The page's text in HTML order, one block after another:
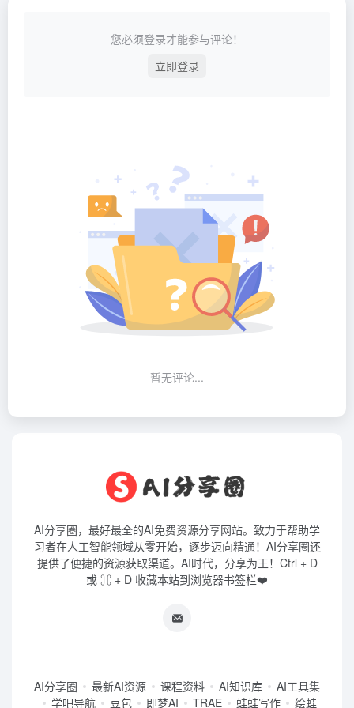
您必须登录才能参与评论！
立即登录
暂无评论...
AI分享圈，最好最全的AI免费资源分享网站。致力于帮助学
习者在人工智能领域从零开始，逐步迈向精通！AI分享圈还
提供了便捷的资源获取渠道。AI时代，分享为王！Ctrl + D
或 ⌘ + D 收藏本站到浏览器书签栏❤️
AI分享圈 最新AI资源 课程资料 AI知识库
AI工具集
学吧导航
豆包 即梦AI TRAE 蛙蛙写作 绘蛙